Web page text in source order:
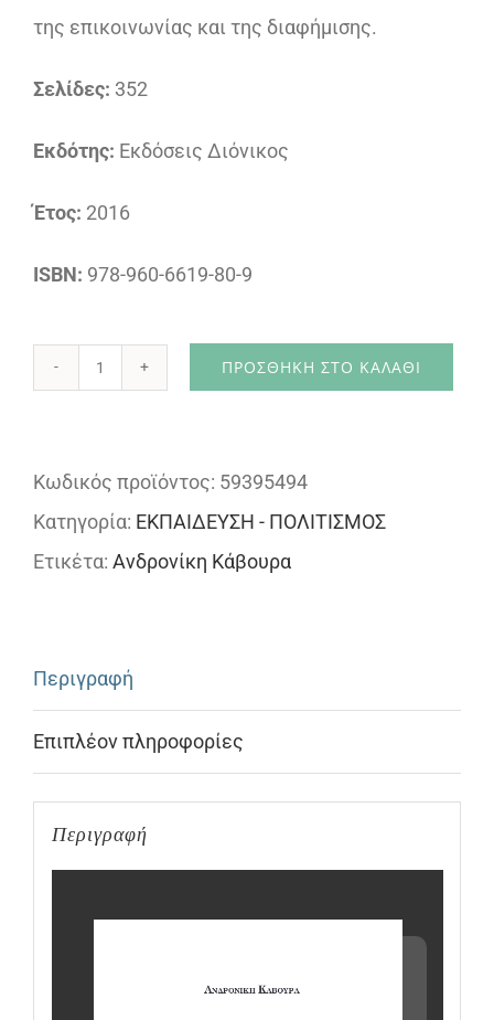
της επικοινωνίας και της διαφήμισης.
Σελίδες: 352
Εκδότης: Εκδόσεις Διόνικος
Έτος: 2016
ISBN: 978-960-6619-80-9
Επικοινωνία
ποσότητα
ΠΡΟΣΘΉΚΗ ΣΤΟ ΚΑΛΆΘΙ
Κωδικός προϊόντος: 59395494
Κατηγορία: ΕΚΠΑΙΔΕΥΣΗ - ΠΟΛΙΤΙΣΜΟΣ
Ετικέτα: Ανδρονίκη Κάβουρα
Περιγραφή
Επιπλέον πληροφορίες
Περιγραφή